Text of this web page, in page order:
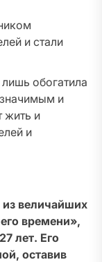
и стали
обогатила
и
жить и
и
величайших
времени»,
лет. Его
оставив